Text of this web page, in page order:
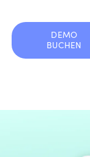
DEMO
BUCHEN